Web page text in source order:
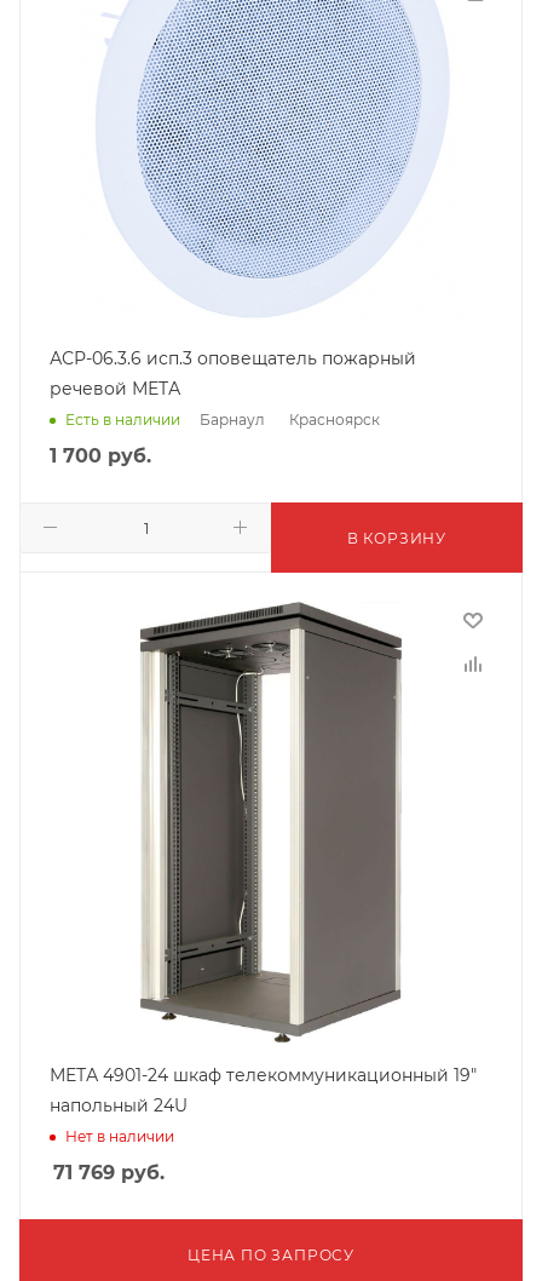
АСР-06.3.6 исп.3 оповещатель пожарный
речевой МЕТА
Есть в наличии Барнаул Красноярск
1 700 руб.
В КОРЗИНУ
МЕТА 4901-24 шкаф телекоммуникационный 19"
напольный 24U
Нет в наличии
71 769 руб.
ЦЕНА ПО ЗАПРОСУ